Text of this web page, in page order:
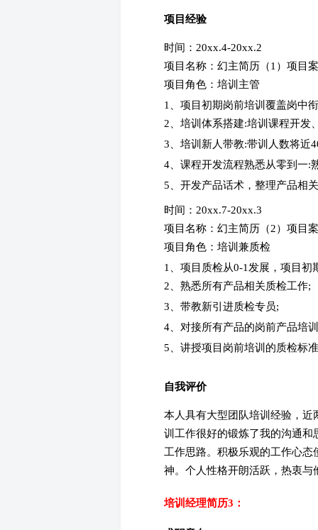
项目经验
时间：20xx.4-20xx.2
项目名称：幻主简历（1）项目
项目角色：培训主管
1、项目初期岗前培训覆盖岗中
2、培训体系搭建:培训课程开发
3、培训新人带教:带训人数将近
4、课程开发流程熟悉从零到一:
5、开发产品话术，整理产品相
时间：20xx.7-20xx.3
项目名称：幻主简历（2）项目
项目角色：培训兼质检
1、项目质检从0-1发展，项目初
2、熟悉所有产品相关质检工作;
3、带教新引进质检专员;
4、对接所有产品的岗前产品培
5、讲授项目岗前培训的质检标
自我评价
本人具有大型团队培训经验，
训工作很好的锻炼了我的沟通
工作思路。积极乐观的工作心
神。个人性格开朗活跃，热衷
培训经理简历3：